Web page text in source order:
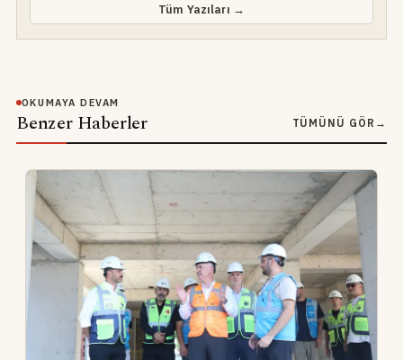
Tüm Yazıları →
OKUMAYA DEVAM
Benzer Haberler TÜMÜNÜ GÖR →